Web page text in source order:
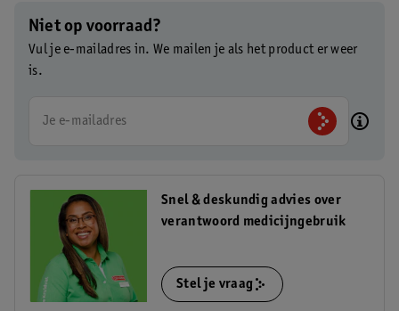
Niet op voorraad?
Vul je e-mailadres in. We mailen je als het product er weer
is.
Je e-mailadres
Snel & deskundig advies over
verantwoord medicijngebruik
Stel je vraag